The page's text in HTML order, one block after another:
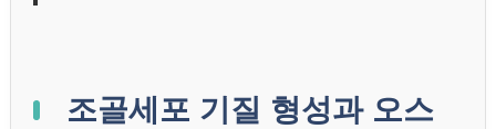
조골세포 기질 형성과 오스